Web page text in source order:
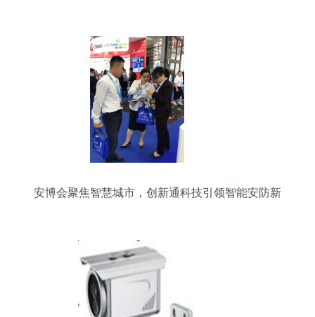
安博会聚焦智慧城市，创新通科技引领智能安防新